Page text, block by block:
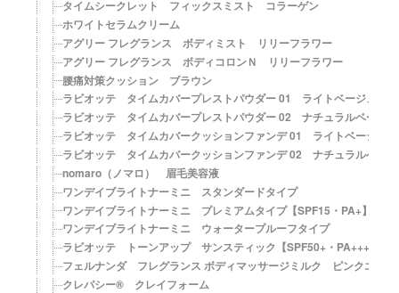
タイムシークレット フィックスミスト コラーゲン
ホワイトセラムクリーム
アグリー フレグランス ボディミスト リリーフラワー
アグリー フレグランス ボディコロンＮ リリーフラワー
腰痛対策クッション ブラウン
ラビオッテ タイムカバープレストパウダー 01 ライトベージュ【
ラビオッテ タイムカバープレストパウダー 02 ナチュラルベージ
ラビオッテ タイムカバークッションファンデ 01 ライトベージュ
ラビオッテ タイムカバークッションファンデ 02 ナチュラルベー
nomaro（ノマロ） 眉毛美容液
ワンデイブライトナーミニ スタンダードタイプ
ワンデイブライトナーミニ プレミアムタイプ【SPF15・PA+】
ワンデイブライトナーミニ ウォータープルーフタイプ
ラビオッテ トーンアップ サンスティック【SPF50+・PA++++】
フェルナンダ フレグランス ボディマッサージミルク ピンクエウフ
クレパシー® クレイフォーム